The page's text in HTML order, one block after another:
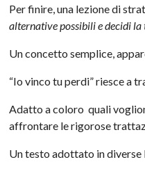
Per finire, una lezione di
alternative possibili e decidi la
Un concetto semplice,
“Io vinco tu perdi” riesce a
Adatto a coloro quali
affrontare le rigorose
Un testo adottato in diverse